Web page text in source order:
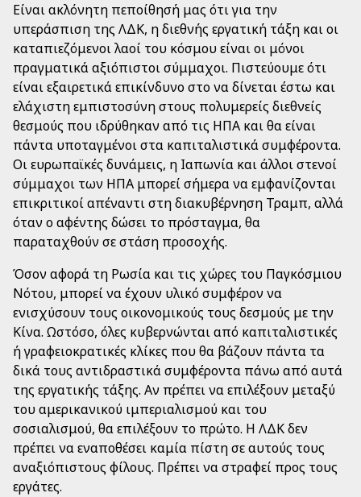
Είναι ακλόνητη πεποίθησή μας ότι για την
υπεράσπιση της ΛΔΚ, η διεθνής εργατική τάξη και οι
καταπιεζόμενοι λαοί του κόσμου είναι οι μόνοι
πραγματικά αξιόπιστοι σύμμαχοι. Πιστεύουμε ότι
είναι εξαιρετικά επικίνδυνο στο να δίνεται έστω και
ελάχιστη εμπιστοσύνη στους πολυμερείς διεθνείς
θεσμούς που ιδρύθηκαν από τις ΗΠΑ και θα είναι
πάντα υποταγμένοι στα καπιταλιστικά συμφέροντα.
Οι ευρωπαϊκές δυνάμεις, η Ιαπωνία και άλλοι στενοί
σύμμαχοι των ΗΠΑ μπορεί σήμερα να εμφανίζονται
επικριτικοί απέναντι στη διακυβέρνηση Τραμπ, αλλά
όταν ο αφέντης δώσει το πρόσταγμα, θα
παραταχθούν σε στάση προσοχής.
Όσον αφορά τη Ρωσία και τις χώρες του Παγκόσμιου
Νότου, μπορεί να έχουν υλικό συμφέρον να
ενισχύσουν τους οικονομικούς τους δεσμούς με την
Κίνα. Ωστόσο, όλες κυβερνώνται από καπιταλιστικές
ή γραφειοκρατικές κλίκες που θα βάζουν πάντα τα
δικά τους αντιδραστικά συμφέροντα πάνω από αυτά
της εργατικής τάξης. Αν πρέπει να επιλέξουν μεταξύ
του αμερικανικού ιμπεριαλισμού και του
σοσιαλισμού, θα επιλέξουν το πρώτο. Η ΛΔΚ δεν
πρέπει να εναποθέσει καμία πίστη σε αυτούς τους
αναξιόπιστους φίλους. Πρέπει να στραφεί προς τους
εργάτες.